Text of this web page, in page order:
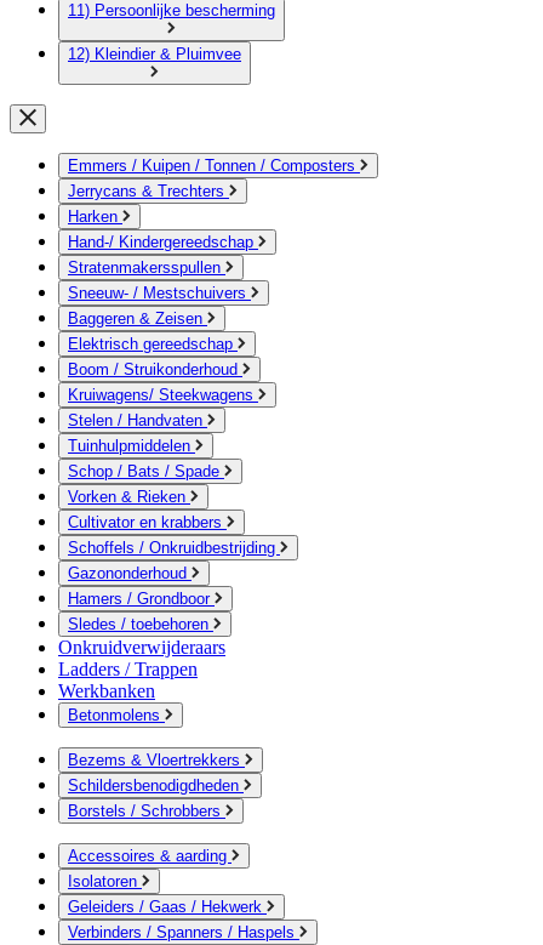
11) Persoonlijke bescherming
12) Kleindier & Pluimvee
Emmers / Kuipen / Tonnen / Composters
Jerrycans & Trechters
Harken
Hand-/ Kindergereedschap
Stratenmakersspullen
Sneeuw- / Mestschuivers
Baggeren & Zeisen
Elektrisch gereedschap
Boom / Struikonderhoud
Kruiwagens/ Steekwagens
Stelen / Handvaten
Tuinhulpmiddelen
Schop / Bats / Spade
Vorken & Rieken
Cultivator en krabbers
Schoffels / Onkruidbestrijding
Gazononderhoud
Hamers / Grondboor
Sledes / toebehoren
Onkruidverwijderaars
Ladders / Trappen
Werkbanken
Betonmolens
Bezems & Vloertrekkers
Schildersbenodigdheden
Borstels / Schrobbers
Accessoires & aarding
Isolatoren
Geleiders / Gaas / Hekwerk
Verbinders / Spanners / Haspels